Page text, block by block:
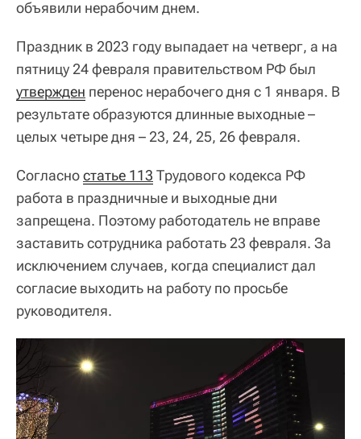
объявили нерабочим днем.
Праздник в 2023 году выпадает на четверг, а на
пятницу 24 февраля правительством РФ был
утвержден перенос нерабочего дня с 1 января. В
результате образуются длинные выходные –
целых четыре дня – 23, 24, 25, 26 февраля.
Согласностатье 113 Трудового кодекса РФ
работа в праздничные и выходные дни
запрещена. Поэтому работодатель не вправе
заставить сотрудника работать 23 февраля. За
исключением случаев, когда специалист дал
согласие выходить на работу по просьбе
руководителя.